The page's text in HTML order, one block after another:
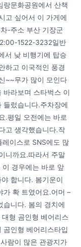
랑문화공원에서 산책
고 싶어서 이 가게에
-주소 부산 기장군
1522-3232일반
서 낮 비행기에 탑승
하고 이국적인 풍경
~~무가 많이 모인다
바라보며 스타벅스 이
들렀습니다.주차장에
.평일 오전에는 바로
고 생각했습니다.작
이스로 SNS에도 많
니까요.따라서 주말
경우에는 바로 앞
합니다. 봄기운이
가 확 트였어요.어머 –
습니다. 봄의 경치에
형 곰인형 베어리스
곰인형 베어리스타입
람이 많은 관광지가